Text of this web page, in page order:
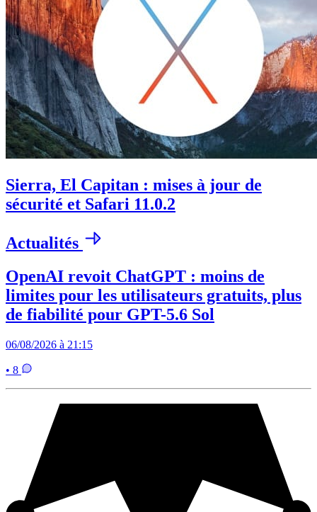
Sierra, El Capitan : mises à jour de
sécurité et Safari 11.0.2
Actualités
OpenAI revoit ChatGPT : moins de
limites pour les utilisateurs gratuits, plus
de fiabilité pour GPT-5.6 Sol
06/08/2026 à 21:15
• 8